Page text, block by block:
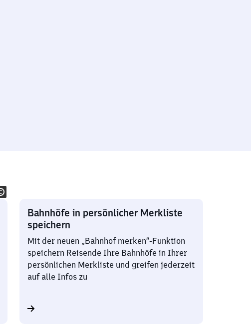
Bahnhöfe in persönlicher Merkliste
speichern
Mit der neuen „Bahnhof merken“-Funktion
speichern Reisende Ihre Bahnhöfe in Ihrer
persönlichen Merkliste und greifen jederzeit
auf alle Infos zu